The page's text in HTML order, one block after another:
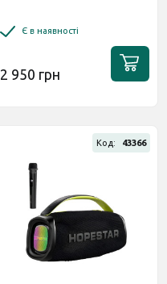
Є в наявності
2 950 грн
Код: 43366